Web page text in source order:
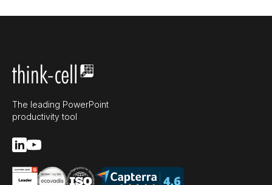
The leading PowerPoint
productivity tool